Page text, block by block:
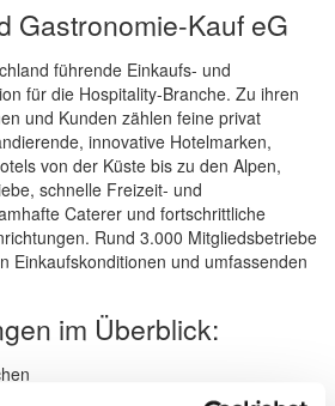
Gastronomie-Kauf eG
führende Einkaufs- und
für die Hospitality-Branche. Zu ihren
und Kunden zählen feine privat
innovative Hotelmarken,
von der Küste bis zu den Alpen,
schnelle Freizeit- und
Caterer und fortschrittliche
Rund 3.000 Mitgliedsbetriebe
Einkaufskonditionen und umfassenden
im Überblick: